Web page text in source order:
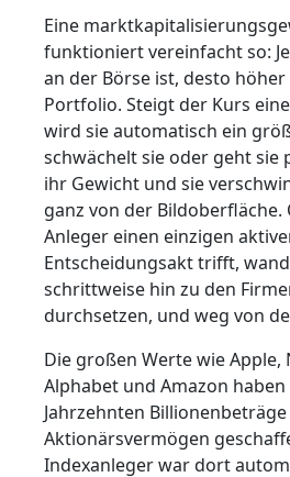
Eine
funktioniert vereinfacht so:
an der Börse ist, desto
Portfolio. Steigt der Kurs
wird sie automatisch ein
schwächelt sie oder geht sie
ihr Gewicht und sie
ganz von der Bildoberfläche.
Anleger einen einzigen
Entscheidungsakt trifft,
schrittweise hin zu den
durchsetzen, und weg von
Die großen Werte wie Apple,
Alphabet und Amazon
Jahrzehnten Billionenbeträge
Aktionärsvermögen
Indexanleger war dort